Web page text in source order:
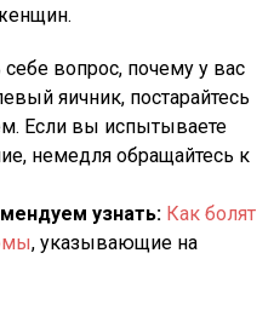
вопрос, почему у вас
яичник, постарайтесь
Если вы испытываете
немедля обращайтесь к
узнать: Как болят
, указывающие на